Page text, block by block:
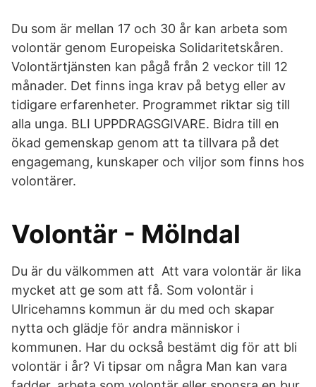
Du som är mellan 17 och 30 år kan arbeta som
volontär genom Europeiska Solidaritetskåren.
Volontärtjänsten kan pågå från 2 veckor till 12
månader. Det finns inga krav på betyg eller av
tidigare erfarenheter. Programmet riktar sig till
alla unga. BLI UPPDRAGSGIVARE. Bidra till en
ökad gemenskap genom att ta tillvara på det
engagemang, kunskaper och viljor som finns hos
volontärer.
Volontär - Mölndal
Du är du välkommen att Att vara volontär är lika
mycket att ge som att få. Som volontär i
Ulricehamns kommun är du med och skapar
nytta och glädje för andra människor i
kommunen. Har du också bestämt dig för att bli
volontär i år? Vi tipsar om några Man kan vara